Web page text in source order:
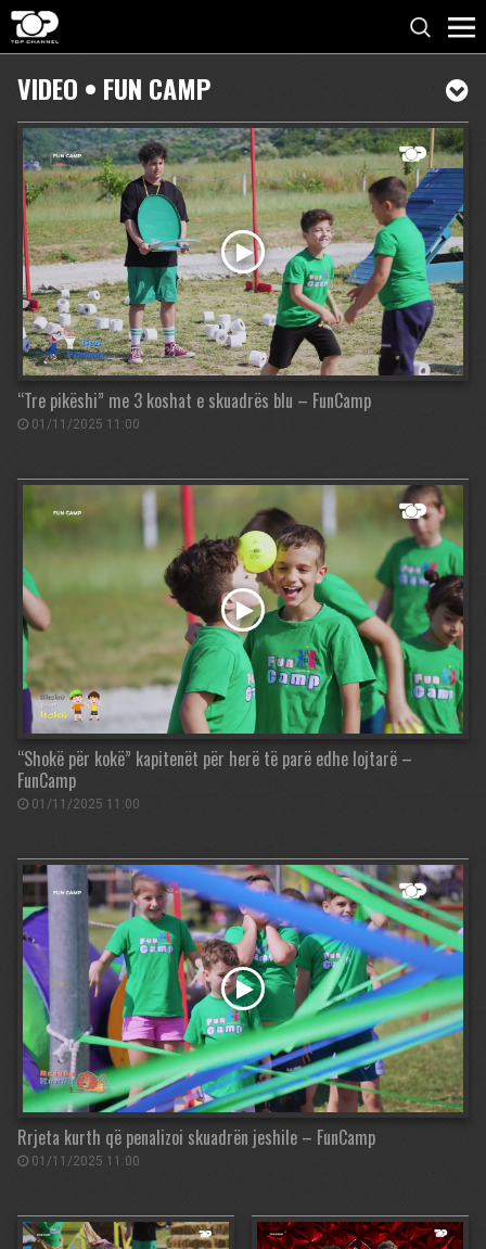
VIDEO • FUN CAMP
“Tre pikëshi” me 3 koshat e skuadrës blu – FunCamp
01/11/2025 11:00
“Shokë për kokë” kapitenët për herë të parë edhe lojtarë –
FunCamp
01/11/2025 11:00
Rrjeta kurth që penalizoi skuadrën jeshile – FunCamp
01/11/2025 11:00